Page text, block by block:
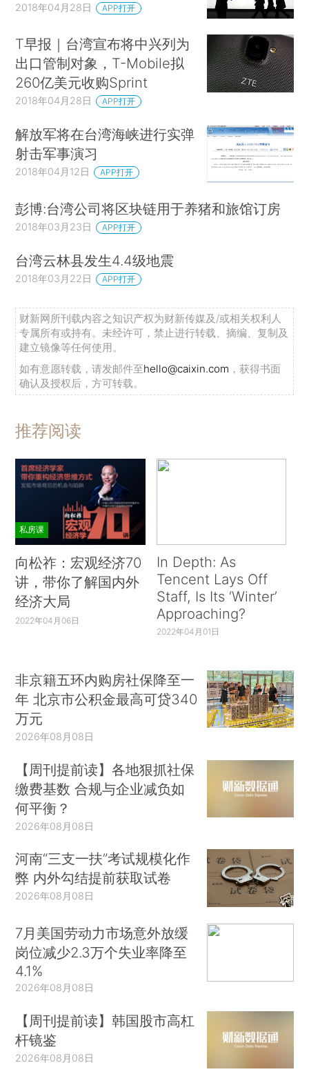
2018年04月28日 APP打开
T早报｜台湾宣布将中兴列为
出口管制对象，T-Mobile拟
260亿美元收购Sprint
2018年04月28日 APP打开
解放军将在台湾海峡进行实弹
射击军事演习
2018年04月12日 APP打开
彭博:台湾公司将区块链用于养猪和旅馆订房
2018年03月23日 APP打开
台湾云林县发生4.4级地震
2018年03月22日 APP打开
财新网所刊载内容之知识产权为财新传媒及/或相关权利人
专属所有或持有。未经许可，禁止进行转载、摘编、复制及
建立镜像等任何使用。
如有意愿转载，请发邮件至hello@caixin.com ，获得书面
确认及授权后，方可转载。
推荐阅读
私房课
向松祚：宏观经济70
讲，带你了解国内外
经济大局
2022年04月06日
In Depth: As
Tencent Lays Off
Staff, Is Its ‘Winter’
Approaching?
2022年04月01日
非京籍五环内购房社保降至一
年 北京市公积金最高可贷340
万元
2026年08月08日
【周刊提前读】各地狠抓社保
缴费基数 合规与企业减负如
何平衡？
2026年08月08日
河南“三支一扶”考试规模化作
弊 内外勾结提前获取试卷
2026年08月08日
7月美国劳动力市场意外放缓
岗位减少2.3万个失业率降至
4.1%
2026年08月08日
【周刊提前读】韩国股市高杠
杆镜鉴
2026年08月08日